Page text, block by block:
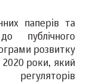
паперів та
публічного
розвитку
2020 роки, який
регуляторів